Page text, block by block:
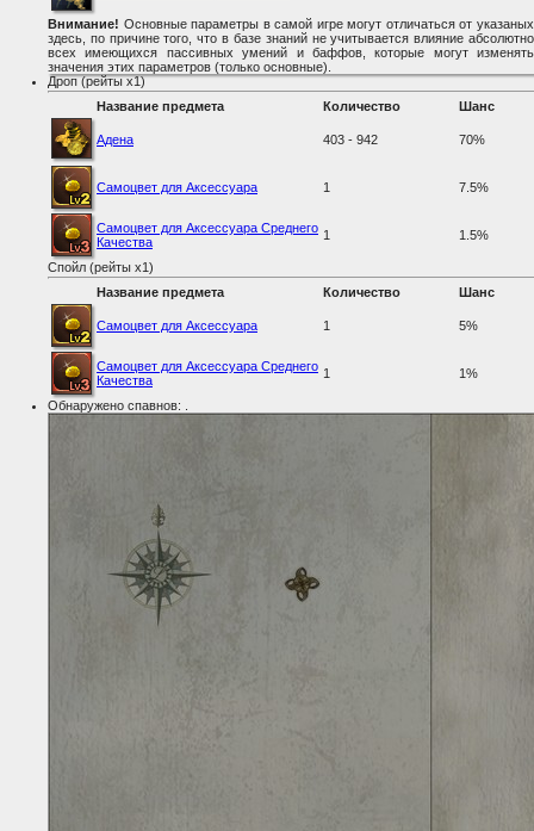
Внимание! Основные параметры в самой игре могут отличаться от указаных
здесь, по причине того, что в базе знаний не учитывается влияние абсолютно
всех имеющихся пассивных умений и баффов, которые могут изменять
значения этих параметров (только основные).
Дроп (рейты x1)
Название предмета
Количество Шанс
Адена 403 - 942 70%
Самоцвет для Аксессуара 1 7.5%
Самоцвет для Аксессуара Среднего
Качества
1 1.5%
Спойл (рейты x1)
Название предмета
Количество Шанс
Самоцвет для Аксессуара 1 5%
Самоцвет для Аксессуара Среднего
Качества
1 1%
Обнаружено спавнов: